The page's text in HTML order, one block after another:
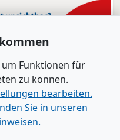
Funktionen für
zu können.
bearbeiten.
Sie in unseren